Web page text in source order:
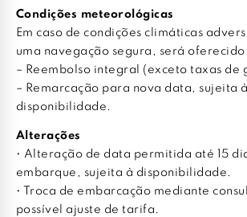
Condições meteorológicas
Em caso de condições climáticas
uma navegação segura, será oferecido:
– Reembolso integral (exceto taxas de
– Remarcação para nova data, sujeita à
disponibilidade.
Alterações
• Alteração de data permitida até 15
embarque, sujeita à disponibilidade.
• Troca de embarcação mediante
possível ajuste de tarifa.